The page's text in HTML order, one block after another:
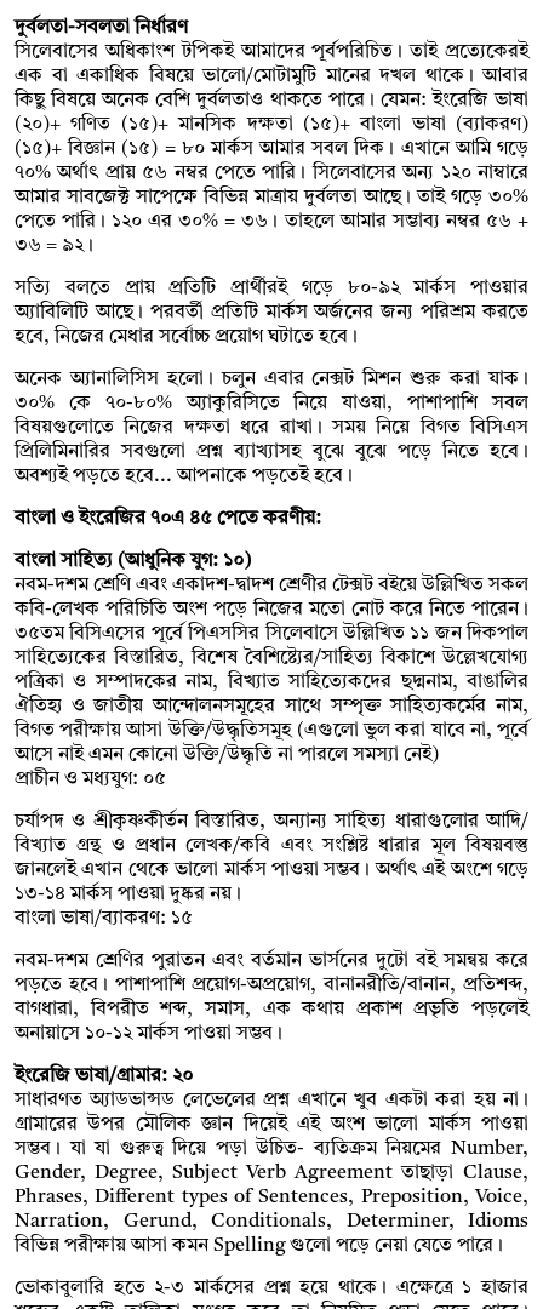
দুর্বলতা-সবলতা নির্ধারণ
সিলেবাসের অধিকাংশ টপিকই আমাদের পূর্বপরিচিত। তাই প্রত্যেকেরই
এক বা একাধিক বিষয়ে ভালো/মোটামুটি মানের দখল থাকে। আবার
কিছু বিষয়ে অনেক বেশি দুর্বলতাও থাকতে পারে। যেমন: ইংরেজি ভাষা
(২০)+ গণিত (১৫)+ মানসিক দক্ষতা (১৫)+ বাংলা ভাষা (ব্যাকরণ)
(১৫)+ বিজ্ঞান (১৫) = ৮০ মার্কস আমার সবল দিক। এখানে আমি গড়ে
৭০% অর্থাৎ প্রায় ৫৬ নম্বর পেতে পারি। সিলেবাসের অন্য ১২০ নাম্বারে
আমার সাবজেক্ট সাপেক্ষে বিভিন্ন মাত্রায় দুর্বলতা আছে। তাই গড়ে ৩০%
পেতে পারি। ১২০ এর ৩০% = ৩৬। তাহলে আমার সম্ভাব্য নম্বর ৫৬ +
৩৬ = ৯২।
সত্যি বলতে প্রায় প্রতিটি প্রার্থীরই গড়ে ৮০-৯২ মার্কস পাওয়ার
অ্যাবিলিটি আছে। পরবর্তী প্রতিটি মার্কস অর্জনের জন্য পরিশ্রম করতে
হবে, নিজের মেধার সর্বোচ্চ প্রয়োগ ঘটাতে হবে।
অনেক অ্যানালিসিস হলো। চলুন এবার নেক্সট মিশন শুরু করা যাক।
৩০% কে ৭০-৮০% অ্যাকুরিসিতে নিয়ে যাওয়া, পাশাপাশি সবল
বিষয়গুলোতে নিজের দক্ষতা ধরে রাখা। সময় নিয়ে বিগত বিসিএস
প্রিলিমিনারির সবগুলো প্রশ্ন ব্যাখ্যাসহ বুঝে বুঝে পড়ে নিতে হবে।
অবশ্যই পড়তে হবে... আপনাকে পড়তেই হবে।
বাংলা ও ইংরেজির ৭০এ ৪৫ পেতে করণীয়:
বাংলা সাহিত্য (আধুনিক যুগ: ১০)
নবম-দশম শ্রেণি এবং একাদশ-দ্বাদশ শ্রেণীর টেক্সট বইয়ে উল্লিখিত সকল
কবি-লেখক পরিচিতি অংশ পড়ে নিজের মতো নোট করে নিতে পারেন।
৩৫তম বিসিএসের পূর্বে পিএসসির সিলেবাসে উল্লিখিত ১১ জন দিকপাল
সাহিত্যেকের বিস্তারিত, বিশেষ বৈশিষ্ট্যের/সাহিত্য বিকাশে উল্লেখযোগ্য
পত্রিকা ও সম্পাদকের নাম, বিখ্যাত সাহিত্যেকদের ছদ্মনাম, বাঙালির
ঐতিহ্য ও জাতীয় আন্দোলনসমূহের সাথে সম্পৃক্ত সাহিত্যকর্মের নাম,
বিগত পরীক্ষায় আসা উক্তি/উদ্ধৃতিসমূহ (এগুলো ভুল করা যাবে না, পূর্বে
আসে নাই এমন কোনো উক্তি/উদ্ধৃতি না পারলে সমস্যা নেই)
প্রাচীন ও মধ্যযুগ: ০৫
চর্যাপদ ও শ্রীকৃষ্ণকীর্তন বিস্তারিত, অন্যান্য সাহিত্য ধারাগুলোর আদি/
বিখ্যাত গ্রন্থ ও প্রধান লেখক/কবি এবং সংশ্লিষ্ট ধারার মূল বিষয়বস্তু
জানলেই এখান থেকে ভালো মার্কস পাওয়া সম্ভব। অর্থাৎ এই অংশে গড়ে
১৩-১৪ মার্কস পাওয়া দুষ্কর নয়।
বাংলা ভাষা/ব্যাকরণ: ১৫
নবম-দশম শ্রেণির পুরাতন এবং বর্তমান ভার্সনের দুটো বই সমন্বয় করে
পড়তে হবে। পাশাপাশি প্রয়োগ-অপ্রয়োগ, বানানরীতি/বানান, প্রতিশব্দ,
বাগধারা, বিপরীত শব্দ, সমাস, এক কথায় প্রকাশ প্রভৃতি পড়লেই
অনায়াসে ১০-১২ মার্কস পাওয়া সম্ভব।
ইংরেজি ভাষা/গ্রামার: ২০
সাধারণত অ্যাডভান্সড লেভেলের প্রশ্ন এখানে খুব একটা করা হয় না।
গ্রামারের উপর মৌলিক জ্ঞান দিয়েই এই অংশ ভালো মার্কস পাওয়া
সম্ভব। যা যা গুরুত্ব দিয়ে পড়া উচিত- ব্যতিক্রম নিয়মের Number,
Gender, Degree, Subject Verb Agreement তাছাড়া Clause,
Phrases, Different types of Sentences, Preposition, Voice,
Narration, Gerund, Conditionals, Determiner, Idioms
বিভিন্ন পরীক্ষায় আসা কমন Spelling গুলো পড়ে নেয়া যেতে পারে।
ভোকাবুলারি হতে ২-৩ মার্কসের প্রশ্ন হয়ে থাকে। এক্ষেত্রে ১ হাজার